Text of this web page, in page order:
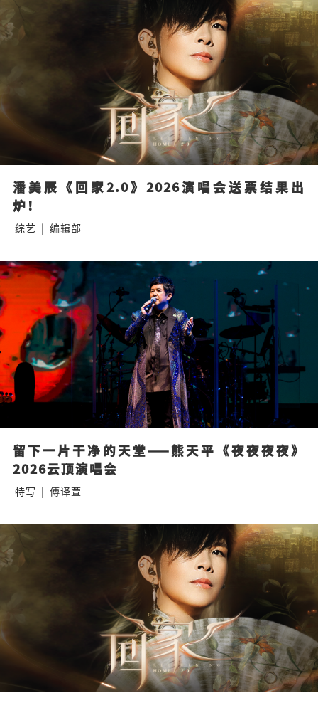
潘美辰《回家2.0》2026演唱会送票结果出
炉！
综艺 | 编辑部
留下一片干净的天堂——熊天平《夜夜夜夜》
2026云顶演唱会
特写 | 傅译萱